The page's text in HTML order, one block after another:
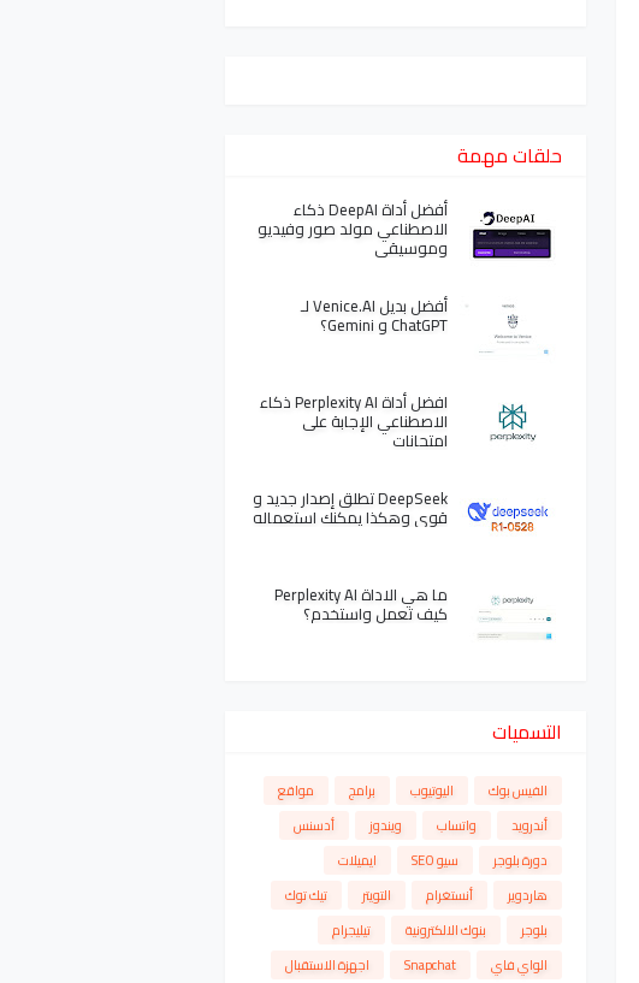
حلقات مهمة
أفضل أداة DeepAI ذكاء
الاصطناعي مولد صور وفيديو
وموسيقى
أفضل بديل Venice.AI لـ
ChatGPT و Gemini؟
افضل أداة Perplexity AI ذكاء
الاصطناعي الإجابة على
امتحانات
DeepSeek تطلق إصدار جديد و
قوي وهكذا يمكنك استعماله
ما هي الاداة Perplexity AI
كيف تعمل واستخدم؟
التسميات
الفيس بوك اليوتيوب برامج
مواقع
أندرويد
واتساب ويندوز
أدسنس
دورة بلوجر
سيو SEO
ايميلات
هاردوير
أنستغرام التويتر
تيك توك
بلوجر
بنوك الالكترونية
تيليجرام
الواي فاي
Snapchat
اجهزة الاستقبال